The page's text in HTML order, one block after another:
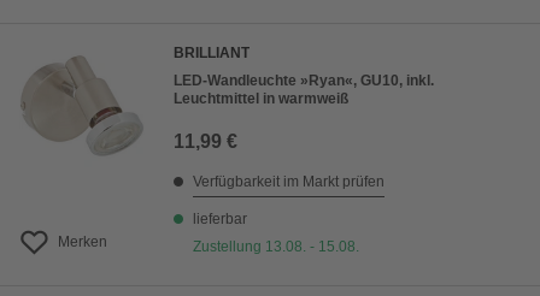
Merken
BRILLIANT
LED-Wandleuchte »Ryan«, GU10, inkl.
Leuchtmittel in warmweiß
11,99 €
Verfügbarkeit im Markt prüfen
lieferbar
Zustellung 13.08. - 15.08.